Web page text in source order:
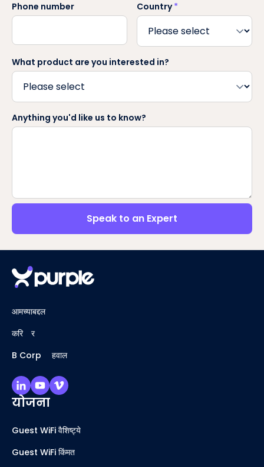
Phone number Country*
What product are you interested in?
Anything you'd like us to know?
Speak to an Expert
आमच्याबद्दल
करिअर
B Corp अहवाल
योजना
Guest WiFi वैशिष्ट्ये
Guest WiFi किंमत